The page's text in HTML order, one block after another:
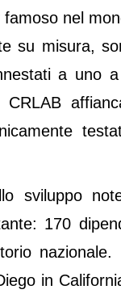
nel
su misura,
a uno
CRLAB
sviluppo
170
in